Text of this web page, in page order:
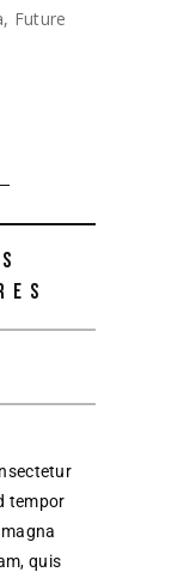
, Future
tempor
quis